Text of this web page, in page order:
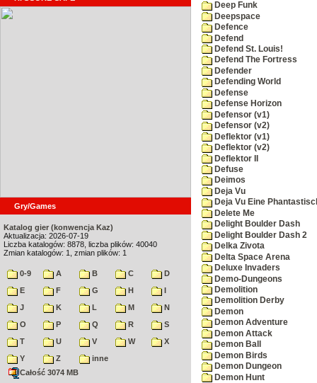
Gry/Games
Katalog gier (konwencja Kaz)
Aktualizacja: 2026-07-19
Liczba katalogów: 8878, liczba plików: 40040
Zmian katalogów: 1, zmian plików: 1
0-9 A B C
D
E
F G H
I
J
K L M
N
O
P Q R
S
T
U V W
X
Y
Z
inne
Całość 3074 MB
Deep Funk
Deepspace
Defence
Defend
Defend St. Louis!
Defend The Fortress
Defender
Defending World
Defense
Defense Horizon
Defensor (v1)
Defensor (v2)
Deflektor (v1)
Deflektor (v2)
Deflektor II
Defuse
Deimos
Deja Vu
Deja Vu Eine
Delete Me
Delight Boulder Dash
Delight Boulder Dash 2
Delka Zivota
Delta Space Arena
Deluxe Invaders
Demo-Dungeons
Demolition
Demolition Derby
Demon
Demon Adventure
Demon Attack
Demon Ball
Demon Birds
Demon Dungeon
Demon Hunt